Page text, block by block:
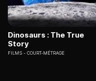
Dinosaurs : The True
Story
FILMS COURT-MÉTRAGE